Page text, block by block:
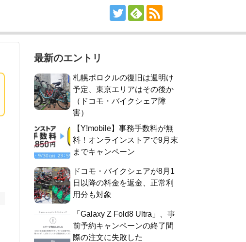
最新のエントリ
札幌ポロクルの復旧は週明け
予定、東京エリアはその後か
（ドコモ・バイクシェア障
害）
【Y!mobile】事務手数料が無
料！オンラインストアで9月末
までキャンペーン
ドコモ・バイクシェアが8月1
日以降の料金を返金、正常利
用分も対象
「Galaxy Z Fold8 Ultra」、事
前予約キャンペーンの終了間
際の注文に失敗した